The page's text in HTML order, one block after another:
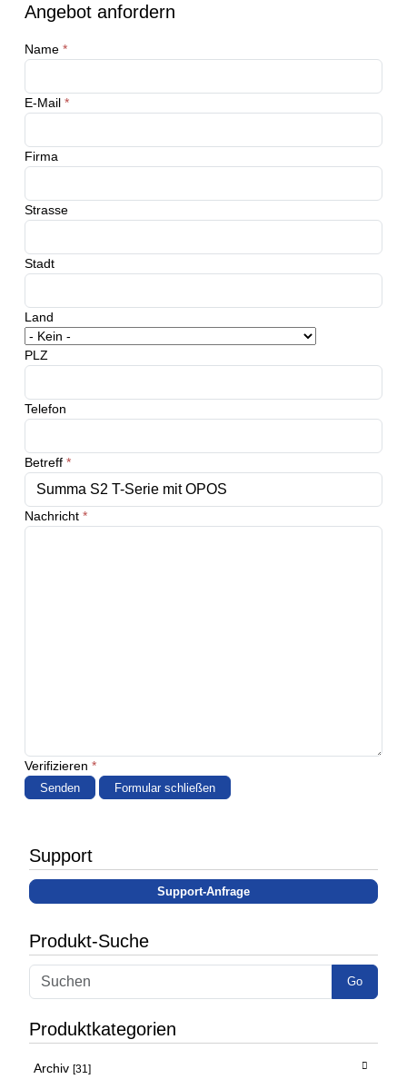
Angebot anfordern
Name *
E-Mail *
Firma
Strasse
Stadt
Land
PLZ
Telefon
Betreff *
Nachricht *
Verifizieren *
Senden Formular schließen
Support
Support-Anfrage
Produkt-Suche
Go
Produktkategorien
Archiv [31]